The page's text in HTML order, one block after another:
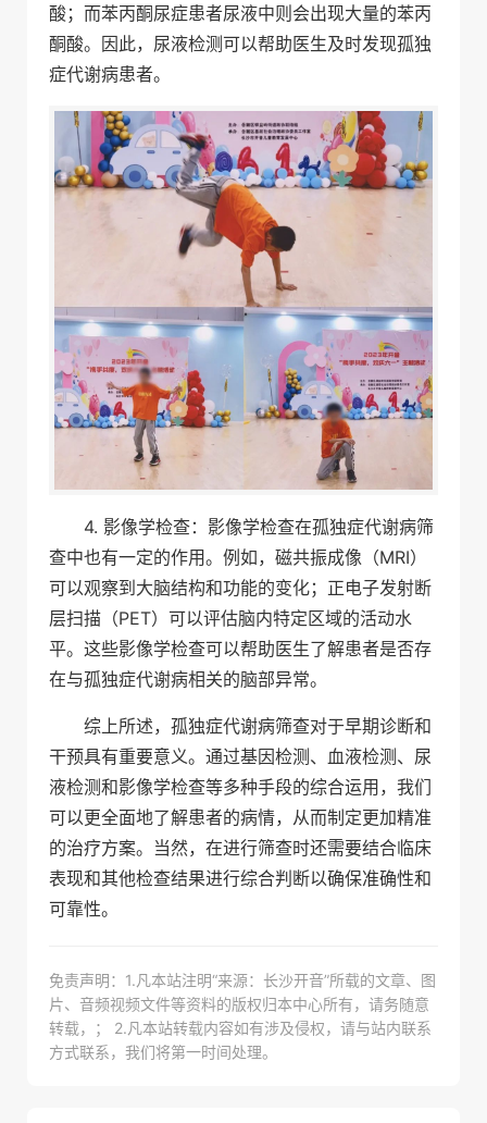
酸；而苯丙酮尿症患者尿液中则会出现大量的苯丙
酮酸。因此，尿液检测可以帮助医生及时发现孤独
症代谢病患者。
4. 影像学检查：影像学检查在孤独症代谢病筛
查中也有一定的作用。例如，磁共振成像（MRI）
可以观察到大脑结构和功能的变化；正电子发射断
层扫描（PET）可以评估脑内特定区域的活动水
平。这些影像学检查可以帮助医生了解患者是否存
在与孤独症代谢病相关的脑部异常。
综上所述，孤独症代谢病筛查对于早期诊断和
干预具有重要意义。通过基因检测、血液检测、尿
液检测和影像学检查等多种手段的综合运用，我们
可以更全面地了解患者的病情，从而制定更加精准
的治疗方案。当然，在进行筛查时还需要结合临床
表现和其他检查结果进行综合判断以确保准确性和
可靠性。
免责声明：1.凡本站注明“来源：长沙开音”所载的文章、图
片、音频视频文件等资料的版权归本中心所有，请务随意
转载，； 2.凡本站转载内容如有涉及侵权，请与站内联系
方式联系，我们将第一时间处理。